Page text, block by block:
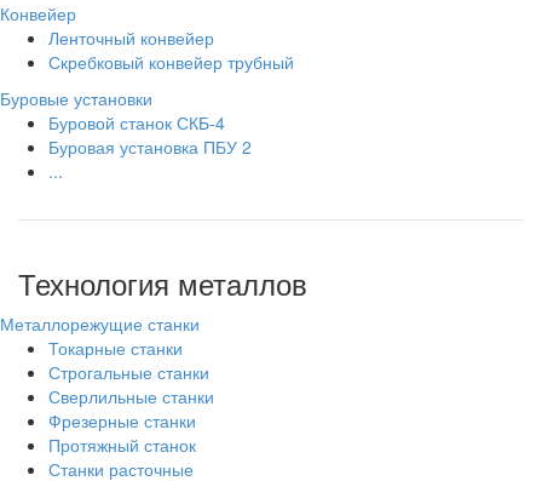
Конвейер
Ленточный конвейер
Скребковый конвейер трубный
Буровые установки
Буровой станок СКБ-4
Буровая установка ПБУ 2
...
Технология металлов
Металлорежущие станки
Токарные станки
Строгальные станки
Сверлильные станки
Фрезерные станки
Протяжный станок
Станки расточные